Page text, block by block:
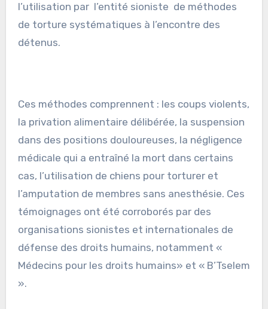
l’utilisation par l’entité sioniste de méthodes
de torture systématiques à l’encontre des
détenus.
Ces méthodes comprennent : les coups violents,
la privation alimentaire délibérée, la suspension
dans des positions douloureuses, la négligence
médicale qui a entraîné la mort dans certains
cas, l’utilisation de chiens pour torturer et
l’amputation de membres sans anesthésie. Ces
témoignages ont été corroborés par des
organisations sionistes et internationales de
défense des droits humains, notamment «
Médecins pour les droits humains» et « B’Tselem
».